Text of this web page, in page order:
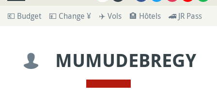
💶 Budget 💴 Change ¥ ✈️ Vols 🏨 Hôtels 🚄 JR Pass
MUMUDEBREGY